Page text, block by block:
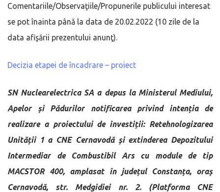
Comentariile/Observaţiile/Propunerile publicului interesat
se pot înainta până la data de 20.02.2022 (10 zile de la
data afişării prezentului anunţ).
Decizia etapei de încadrare – proiect
SN Nuclearelectrica SA a depus la Ministerul Mediului,
Apelor și Pădurilor notificarea privind intenția de
realizare a proiectului de investiții: Retehnologizarea
Unității 1 a CNE Cernavodă și extinderea Depozitului
Intermediar de Combustibil Ars cu module de tip
MACSTOR 400, amplasat în județul Constanța, oraș
Cernavodă, str. Medgidiei nr. 2. (Platforma CNE